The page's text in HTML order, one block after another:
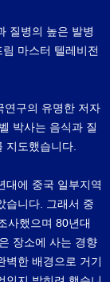
질병의 높은 발병
마스터 텔레비전
연구의 유명한 저자
박사는 음식과 질
지도했습니다.
대에 중국 일부지역
습니다. 그래서 중
사했으며 80년대
장소에 사는 경향
벽한 배경으로 거기